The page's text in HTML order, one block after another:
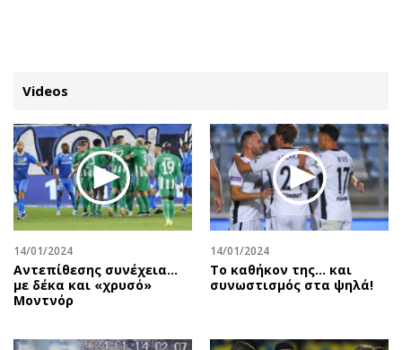
ΚΑΤΗΓΟΡΙΕΣ ΣΥΝΔΕΣΗ
Κύπρος
Παιδεία
Υγεία
Πολιτική
Βουλευτικές 2026
Προεδρικές 2023
Απόψεις
Αρθρογραφία
The Hill
Υγεία
Αγγελίες
Πωλούνται
Videos
14/01/2024
Αντεπίθεσης συνέχεια…
με δέκα και «χρυσό»
Μοντνόρ
14/01/2024
Tο καθήκον της… και
συνωστισμός στα ψηλά!